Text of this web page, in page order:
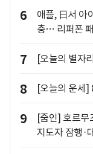
6
애플, 日서 아
충… 리퍼폰
7 [오늘의 별자
8 [오늘의 운세]
9
[줌인] 호르무
지도자 잠행·